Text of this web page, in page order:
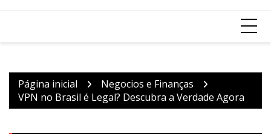
Página inicial
Negocios e Finanças
VPN no Brasil é Legal? Descubra a Verdade Agora